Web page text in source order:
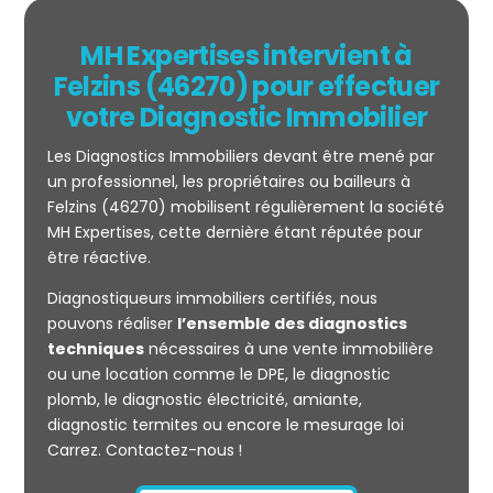
Mesurage
CARREZ
MH Expertises intervient à
Felzins (46270) pour effectuer
votre Diagnostic Immobilier
Les Diagnostics Immobiliers devant être mené par
un professionnel, les propriétaires ou bailleurs à
Felzins (46270) mobilisent régulièrement la société
MH Expertises, cette dernière étant réputée pour
être réactive.
Diagnostiqueurs immobiliers certifiés, nous
pouvons réaliser l’ensemble des diagnostics
techniquesnécessaires à une vente immobilière
ou une location comme le DPE, le diagnostic
plomb, le diagnostic électricité, amiante,
diagnostic termites ou encore le mesurage loi
Carrez. Contactez-nous !